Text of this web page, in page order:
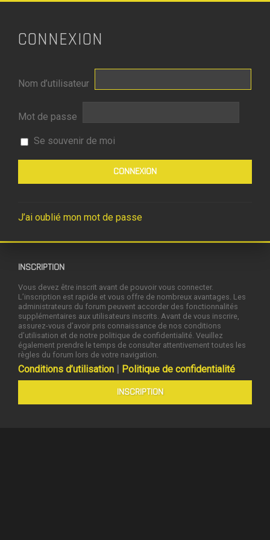
CONNEXION
Nom d’utilisateur
Mot de passe
Se souvenir de moi
J’ai oublié mon mot de passe
INSCRIPTION
Vous devez être inscrit avant de pouvoir vous connecter.
L’inscription est rapide et vous offre de nombreux avantages. Les
administrateurs du forum peuvent accorder des fonctionnalités
supplémentaires aux utilisateurs inscrits. Avant de vous inscrire,
assurez-vous d’avoir pris connaissance de nos conditions
d’utilisation et de notre politique de confidentialité. Veuillez
également prendre le temps de consulter attentivement toutes les
règles du forum lors de votre navigation.
Conditions d’utilisation | Politique de confidentialité
INSCRIPTION